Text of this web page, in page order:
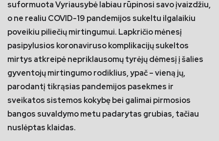
suformuota Vyriausybė labiau rūpinosi savo įvaizdžiu,
o ne realiu COVID-19 pandemijos sukeltu ilgalaikiu
poveikiu piliečių mirtingumui. Lapkričio mėnesį
pasipylusios koronaviruso komplikacijų sukeltos
mirtys atkreipė nepriklausomų tyrėjų dėmesį į šalies
gyventojų mirtingumo rodiklius, ypač – vieną jų,
parodantį tikrąsias pandemijos pasekmes ir
sveikatos sistemos kokybę bei galimai pirmosios
bangos suvaldymo metu padarytas grubias, tačiau
nuslėptas klaidas.